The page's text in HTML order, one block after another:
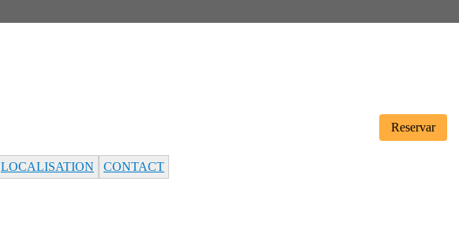
LOCALISATION CONTACT
Reservar